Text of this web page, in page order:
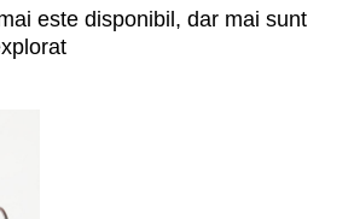
este disponibil, dar mai sunt